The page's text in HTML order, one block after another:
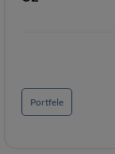
Portfele